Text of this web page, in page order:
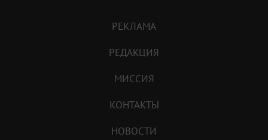
РЕКЛАМА
РЕДАКЦИЯ
МИССИЯ
КОНТАКТЫ
НОВОСТИ